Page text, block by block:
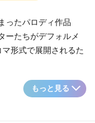
ったパロディ作品
ーたちがデフォルメ
形式で展開されるた
もっと見る